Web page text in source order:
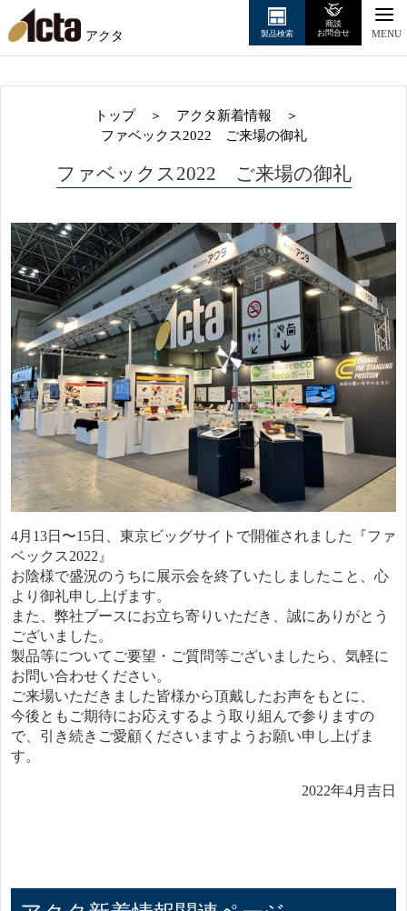
アクタ MENU
製品検索
商談
お問合せ
トップ＞ アクタ新着情報 ＞
ファベックス2022 ご来場の御礼
ファベックス2022 ご来場の御礼
4月13日〜15日、東京ビッグサイトで開催されました『ファ
ベックス2022』
お陰様で盛況のうちに展示会を終了いたしましたこと、心
より御礼申し上げます。
また、弊社ブースにお立ち寄りいただき、誠にありがとう
ございました。
製品等についてご要望・ご質問等ございましたら、気軽に
お問い合わせください。
ご来場いただきました皆様から頂戴したお声をもとに、
今後ともご期待にお応えするよう取り組んで参りますの
で、引き続きご愛顧くださいますようお願い申し上げま
す。
2022年4月吉日